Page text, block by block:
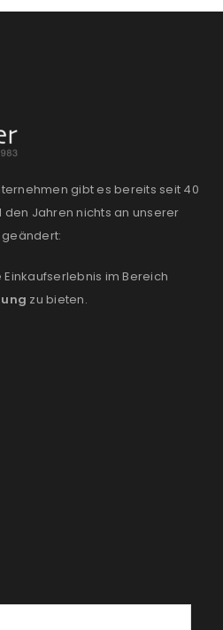
neuen Passworts wird an
eröffnen und
gibt es bereits seit 40
den Jahren nichts an unserer
im Bereich
zu bieten.